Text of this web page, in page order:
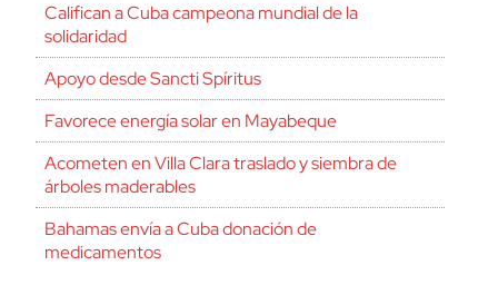
Califican a Cuba campeona mundial de la
solidaridad
Apoyo desde Sancti Spíritus
Favorece energía solar en Mayabeque
Acometen en Villa Clara traslado y siembra de
árboles maderables
Bahamas envía a Cuba donación de
medicamentos